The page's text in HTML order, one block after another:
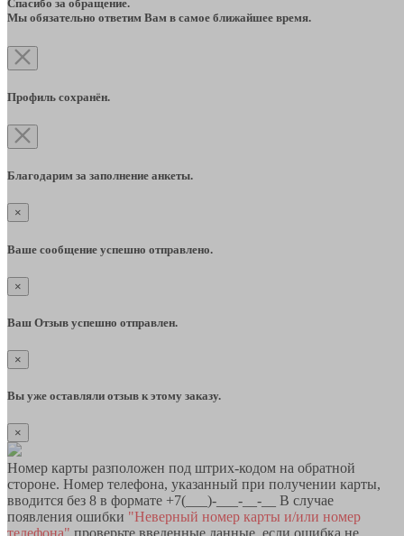
Спасибо за обращение.
Мы обязательно ответим Вам в самое ближайшее время.
Профиль сохранён.
Благодарим за заполнение анкеты.
×
Ваше сообщение успешно отправлено.
×
Ваш Отзыв успешно отправлен.
×
Вы уже оставляли отзыв к этому заказу.
×
Номер карты разположен под штрих-кодом на обратной
стороне. Номер телефона, указанный при получении карты,
вводится без 8 в формате +7(___)-___-__-__ В случае
появления ошибки "Неверный номер карты и/или номер